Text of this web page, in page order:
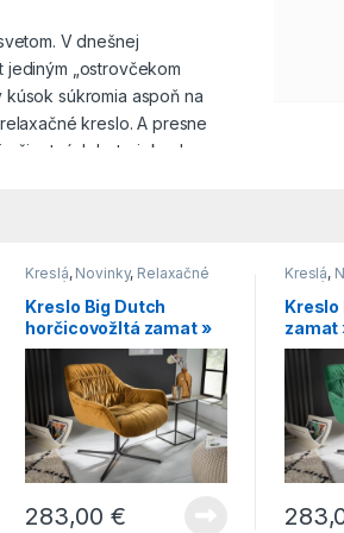
V dnešnej
„ostrovčekom
súkromia aspoň na
kreslo. A presne
životných bateriek, aby
účel, musíte pri jeho
požiadaviek, no
„biť“ s ostatným
nachádza.
moderné (COMBO)
a materiálovo
Kreslá, Novinky, Relaxačné
kreslá
Kreslo Big Dutch
horčicovožltá zamat »
283,00 €
Kreslá,
kreslá
Kreslo
zamat